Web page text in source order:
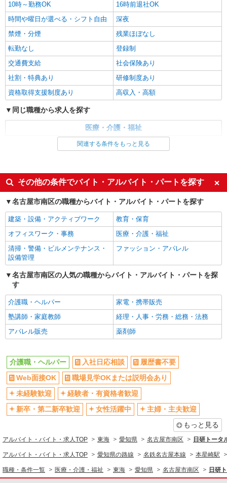
契約社員
名古屋南ケアセンターそよ風：RO14094
グループホーム 介護スタッフ
【月給】260,000円〜330,000円 ▼給与詳細 処
遇改善手当：35,920円 ▼下記別途支給 夜勤手当：
6,000円（1回） 通勤手当 年末年始手当：380円/時
寸志あり：年2回（6月・12月） ※業績による 特
別報酬：平均26.6万円（最高額109万円） ※2025
年6月支給実績 ※処遇改善手当は試用期間中(3ヶ
月)は支給なし
愛知県名古屋市南区白雲町6
キープ 詳細を見る
正社員
名古屋南ケアセンターそよ風：RO14121
グループホーム 介護スタッフ
【月給】270,000円〜330,000円 ▼給与詳細 資
0〜100,000円 ▼下記別途支給 夜勤手当：6,000円
（1回） 通勤手当 年末年始手当：380円/時 賞与年
2回（6月・12月） 昇給年1回（4月） 特別報酬：
平均26.6万円（最高額109万円） ※2025年6月支給
し
詳細を見る
派遣社員
株式会社kotrio /●NG-H-2030085
レア！【笠寺駅】就労支援施設で軽作業の見守
りなど＊未経験OK
支給(ガソリン代含む)＞
名古屋市南区
キープ 詳細を見る
派遣社員
株式会社kotrio /●NG-H-2031089
＊サ高住
時給1500円〜2125円 ＜日払い有/週払い有/交
通費全支給(ガソリン代含む)＞
名古屋市南区
キープ 詳細を見る
笠寺駅｜シニア向けマンションでの生活サポー
ト・フロアの巡回
時給1500円〜2125円 ＜日払い有/週払い有/交
10時～勤務OK
16時前退社OK
時間や曜日が選べる・シフト自由
深夜
禁煙・分煙
残業ほぼなし
転勤なし
登録制
交通費支給
社会保険あり
社割・特典あり
研修制度あり
資格取得支援制度あり
高収入・高額
同じ職種から求人を探す
医療・介護・福祉
未経験歓迎
ミドル（40代～）活躍中
週2～3日勤務OK
深夜
交通費支給
社会保険あり
関連する条件をもっと見る
その他の条件でバイト・アルバイト・パートを探す
名古屋市南区の職種からバイト・アルバイト・パートを探す
建築・設備・アクティブワーク
教育・保育
オフィスワーク・事務
医療・介護・福祉
清掃・警備・ビルメンテナンス・
設備管理
ファッション・アパレル
名古屋市南区の人気の職種からバイト・アルバイト・パートを探
す
介護職・ヘルパー
家電・携帯販売
塾講師・家庭教師
経理・人事・労務・総務・法務
アパレル販売
薬剤師
介護職・ヘルパー 入社日応相談
履歴書不要
Web面接OK
職場見学OKまたは説明会あり
未経験歓迎
経験者・有資格者歓迎
新卒・第二新卒歓迎
女性活躍中
主婦・主夫歓迎
もっと見る
アルバイト・バイト・求人TOP 東海 愛知県 名古屋市南区 日研トータ
アルバイト・バイト・求人TOP 愛知県の路線 名鉄名古屋本線 本星崎駅
職種・条件一覧 医療・介護・福祉 東海 愛知県 名古屋市南区 日研